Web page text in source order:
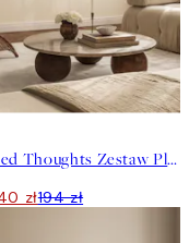
Grounded Thoughts Zestaw Plakatów
zł194 zł